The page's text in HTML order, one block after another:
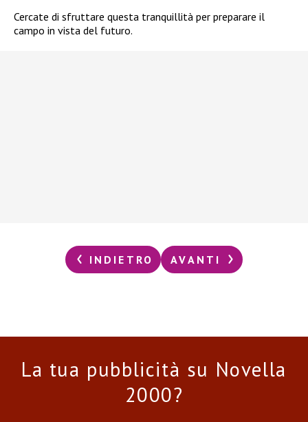
Cercate di sfruttare questa tranquillità per preparare il
campo in vista del futuro.
INDIETRO AVANTI
La tua pubblicità su Novella
2000?